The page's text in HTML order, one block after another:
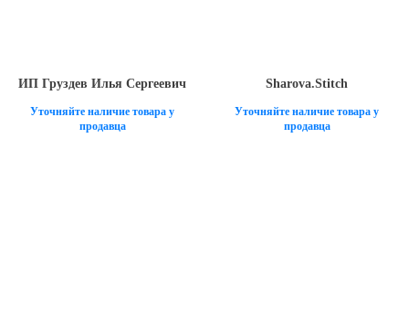
ИП Груздев Илья Сергеевич
Уточняйте наличие товара у
продавца
Sharova.Stitch
Уточняйте наличие товара у
продавца